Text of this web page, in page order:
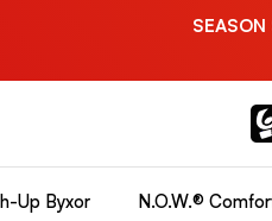
Up Byxor N.O.W.®